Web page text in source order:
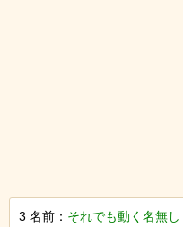
3 名前： それでも動く名無し